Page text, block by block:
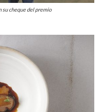
su cheque del premio